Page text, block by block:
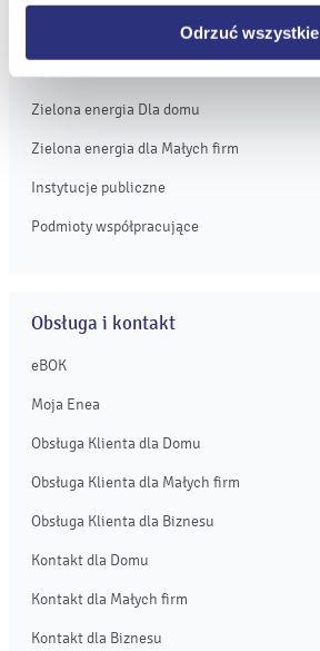
Odrzuć wszystkie
Zielona energia Dla domu
Zielona energia dla Małych firm
Instytucje publiczne
Podmioty współpracujące
Obsługa i kontakt
eBOK
Moja Enea
Obsługa Klienta dla Domu
Obsługa Klienta dla Małych firm
Obsługa Klienta dla Biznesu
Kontakt dla Domu
Kontakt dla Małych firm
Kontakt dla Biznesu